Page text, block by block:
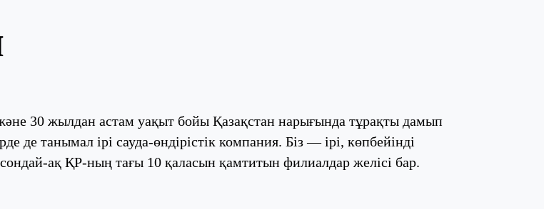
30 жылдан астам уақыт бойы Қазақстан нарығында тұрақты дамып
де танымал ірі сауда-өндірістік компания. Біз — ірі, көпбейінді
ақ ҚР-ның тағы 10 қаласын қамтитын филиалдар желісі бар.